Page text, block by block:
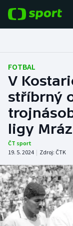
ME v atletice
ME v plavání
Fotbal
Hokej
DALŠÍ SPORTY
Americký fotbal
NEPŘEHLÉDNĚTE
FOTBAL
V
stříbrný
ligy Mráz
ČT sport
19. 5. 2024 | Zdroj: ČTK